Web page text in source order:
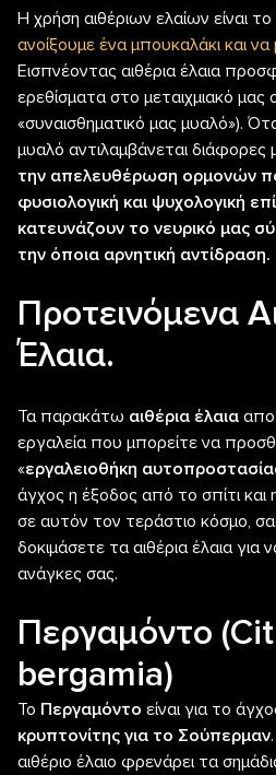
Η χρήση αιθέριων ελαίων είναι
ανοίξουμε ένα μπουκαλάκι και
Εισπνέοντας αιθέρια έλαια
ερεθίσματα στο μεταιχμιακό
«συναισθηματικό μας μυαλό»).
μυαλό αντιλαμβάνεται διάφορες
την απελευθέρωση ορμονών
φυσιολογική και ψυχολογική
κατευνάζουν το νευρικό μας
την όποια αρνητική αντίδραση.
Προτεινόμενα
Έλαια.
Τα παρακάτω αιθέρια έλαια
εργαλεία που μπορείτε να
«εργαλειοθήκη
άγχος η έξοδος από το σπίτι
σε αυτόν τον τεράστιο κόσμο,
δοκιμάσετε τα αιθέρια έλαια για
ανάγκες σας.
Περγαμόντο
bergamia)
Το Περγαμόντο είναι για το
κρυπτονίτης για το Σούπερμαν
αιθέριο έλαιο φρενάρει τα